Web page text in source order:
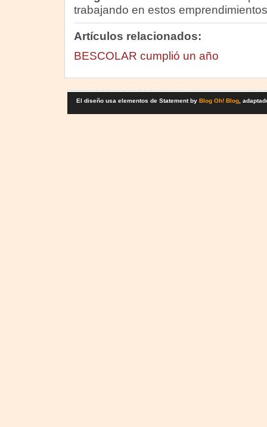
trabajando en estos
Artículos relacionados:
BESCOLAR cumplió un año
El diseño usa elementos de Statement by Blog Oh! Blog,